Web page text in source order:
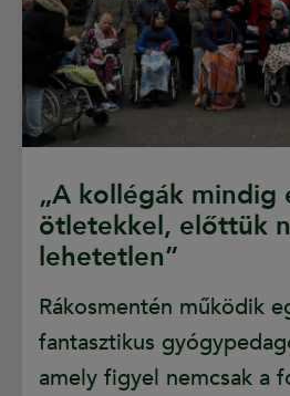
„A kollégák mindig
ötletekkel, előttük
lehetetlen”
Rákosmentén működik
fantasztikus
amely figyel nemcsak a